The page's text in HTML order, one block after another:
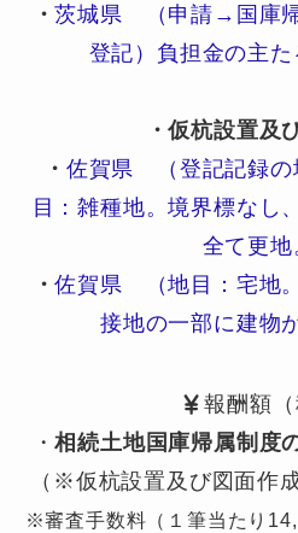
・茨城県 （申請→国庫
登記）負担金の主
・仮杭設置及
・ 佐賀県 （登記記録の
目：雑種地。境界標なし
全て更地
・佐賀県 （地目：宅地
接地の一部に建物
報酬額（
・相続土地国庫帰属制度
（※仮杭設置及び図面作
※審査手数料（１筆当たり